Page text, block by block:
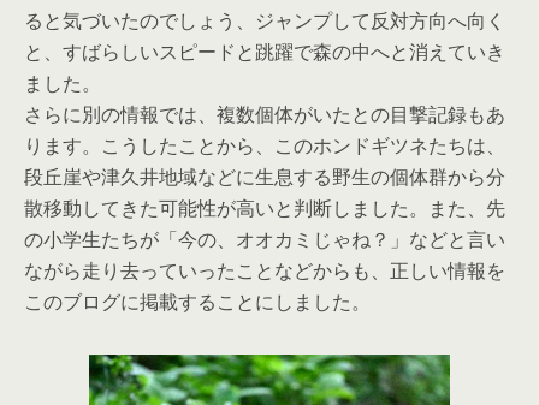
ると気づいたのでしょう、ジャンプして反対方向へ向く
と、すばらしいスピードと跳躍で森の中へと消えていき
ました。
さらに別の情報では、複数個体がいたとの目撃記録もあ
ります。こうしたことから、このホンドギツネたちは、
段丘崖や津久井地域などに生息する野生の個体群から分
散移動してきた可能性が高いと判断しました。また、先
の小学生たちが「今の、オオカミじゃね？」などと言い
ながら走り去っていったことなどからも、正しい情報を
このブログに掲載することにしました。